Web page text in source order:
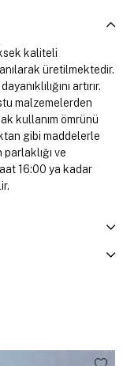
kaliteli
üretilmektedir.
artırır.
malzemelerden
kullanım ömrünü
gibi maddelerle
ve
16:00 ya kadar